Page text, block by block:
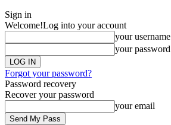
Sign in
Welcome!Log into your account
your username
your password
Forgot your password?
Password recovery
Recover your password
your email